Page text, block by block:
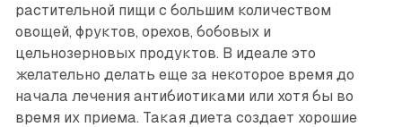
растительной пищи с большим количеством
овощей, фруктов, орехов, бобовых и
цельнозерновых продуктов. В идеале это
желательно делать еще за некоторое время до
начала лечения антибиотиками или хотя бы во
время их приема. Такая диета создает хорошие